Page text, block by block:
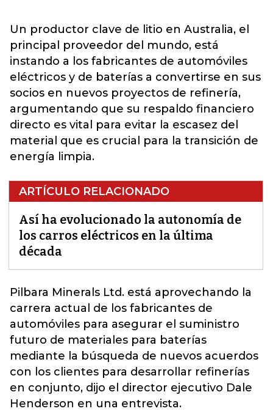
Un productor clave de litio en Australia, el
principal proveedor del mundo, está
instando a los fabricantes de automóviles
eléctricos y de baterías a convertirse en sus
socios en nuevos proyectos de refinería,
argumentando que su respaldo financiero
directo es vital para evitar la escasez del
material que es crucial para la transición de
energía limpia.
ARTÍCULO RELACIONADO
Así ha evolucionado la autonomía de
los carros eléctricos en la última
década
Pilbara Minerals Ltd. está aprovechando la
carrera actual de los fabricantes de
automóviles para asegurar el suministro
futuro de materiales para baterías
mediante la búsqueda de nuevos acuerdos
con los clientes para desarrollar refinerías
en conjunto, dijo el director ejecutivo Dale
Henderson en una entrevista.